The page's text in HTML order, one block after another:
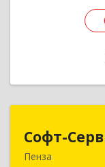
Софт-
Пенза440067,